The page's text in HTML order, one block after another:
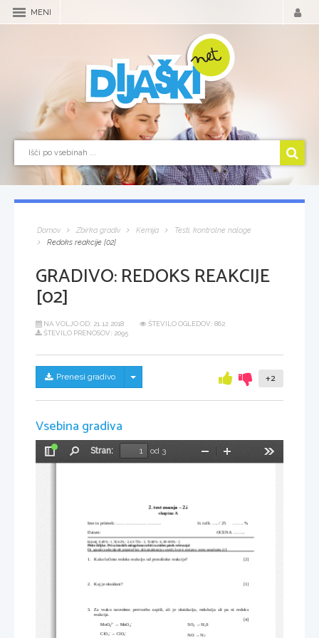
MENI
Domov Zbirka gradiv Kemija
Testi, kontrolne naloge
Redoks reakcije [02]
GRADIVO:REDOKS REAKCIJE
[02]
NA VOLJO OD: 21.12.2018
ŠTEVILO OGLEDOV: 862
ŠTEVILO PRENOSOV: 2095
Prenesi gradivo Skrij/prikaži meni +2
Vsebina gradiva
Preklopi
Stran:
od 3
Pomanjšaj
2. test znanja – 2.i
skupina A
Ime in priimek: ...............................                                 št. točk ..... / 25      ........ %
Datum:                                                                                                         OCENA .........
Kriterij: 0-49% - 1, 50-62% - 2, 63-75% - 3, 76-88% - 4, 89-100% - 5
Pišite čitljivo. Pri računskih nalogah mora biti razviden potek reševanja!
Pri  uporabi nedovoljenih pripomočkov ali kontaktiranju s sosedi, bo test ocenjen z oceno nezadostno (1)!
1. Kako ločimo redoks reakcijo od protolitske reakcije? [2]
2. Kaj je oksidant? [1]
3.
Za   vsako   navedeno   pretvorbo   zapiši,   ali   je   oksidacija,   redukcija   ali   pa   ni   redoks
reakcija.
[4]
MnO4
2 → MnO 4

ClO 2  → ClO 
SO → H2S
NO → N2